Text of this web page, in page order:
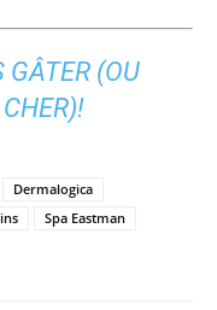
GÂTER (OU
Dermalogica
Spa Eastman